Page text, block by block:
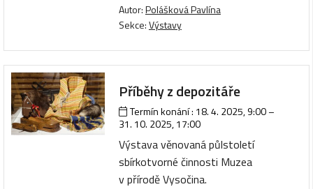
Autor:Polášková Pavlína
Sekce:Výstavy
Příběhy z depozitáře
Termín konání : 18. 4. 2025, 9:00–
31. 10. 2025, 17:00
Výstava věnovaná půlstoletí
sbírkotvorné činnosti Muzea
v přírodě Vysočina.